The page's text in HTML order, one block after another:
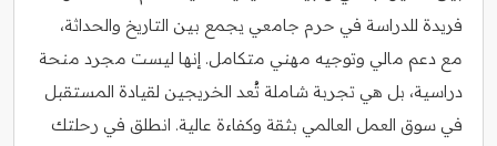
فريدة للدراسة في حرم جامعي يجمع بين التاريخ والحداثة،
مع دعم مالي وتوجيه مهني متكامل. إنها ليست مجرد منحة
دراسية، بل هي تجربة شاملة تُعد الخريجين لقيادة المستقبل
في سوق العمل العالمي بثقة وكفاءة عالية. انطلق في رحلتك